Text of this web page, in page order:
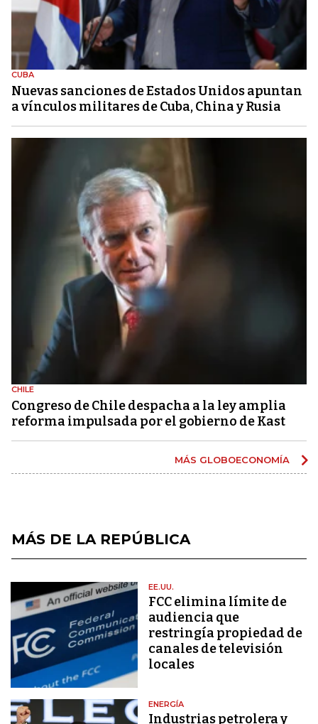
CUBA
Nuevas sanciones de Estados Unidos apuntan
a vínculos militares de Cuba, China y Rusia
CHILE
Congreso de Chile despacha a la ley amplia
reforma impulsada por el gobierno de Kast
MÁS GLOBOECONOMÍA
MÁS DE LA REPÚBLICA
EE.UU.
FCC elimina límite de
audiencia que
restringía propiedad de
canales de televisión
locales
ENERGÍA
Industrias petrolera y